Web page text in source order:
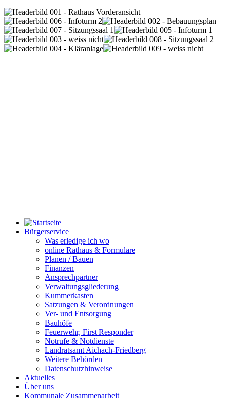
Bürgerservice
Was erledige ich wo
online Rathaus & Formulare
Planen / Bauen
Finanzen
Ansprechpartner
Verwaltungsgliederung
Kummerkasten
Satzungen & Verordnungen
Ver- und Entsorgung
Bauhöfe
Feuerwehr, First Responder
Notrufe & Notdienste
Landratsamt Aichach-Friedberg
Weitere Behörden
Datenschutzhinweise
Aktuelles
Über uns
Kommunale Zusammenarbeit